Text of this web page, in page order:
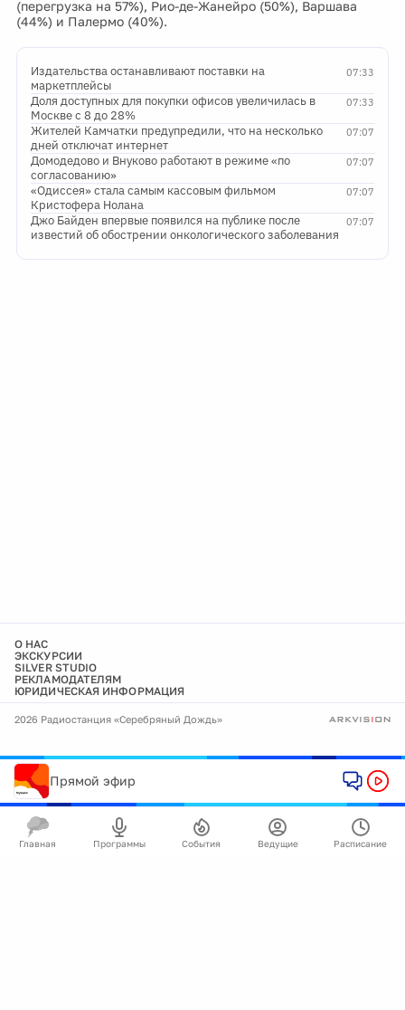
(перегрузка на 57%), Рио-де-Жанейро (50%), Варшава
(44%) и Палермо (40%).
07:33
Издательства останавливают поставки на
маркетплейсы
07:33
Доля доступных для покупки офисов увеличилась в
Москве с 8 до 28%
07:07
Жителей Камчатки предупредили, что на несколько
дней отключат интернет
07:07
Домодедово и Внуково работают в режиме «по
согласованию»
07:07
«Одиссея» стала самым кассовым фильмом
Кристофера Нолана
07:07
Джо Байден впервые появился на публике после
известий об обострении онкологического заболевания
О НАС
ЭКСКУРСИИ
SILVER STUDIO
РЕКЛАМОДАТЕЛЯМ
ЮРИДИЧЕСКАЯ ИНФОРМАЦИЯ
2026 Радиостанция «Серебряный Дождь»
Прямой эфир
Главная Программы События Ведущие Расписание